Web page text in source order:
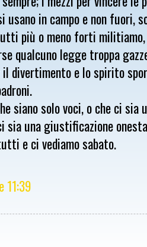
usano in campo e non fuori,
più o meno forti militiamo,
qualcuno legge troppa
il divertimento e lo spirito
siano solo voci, o che ci sia
sia una giustificazione
e ci vediamo sabato.
11:39